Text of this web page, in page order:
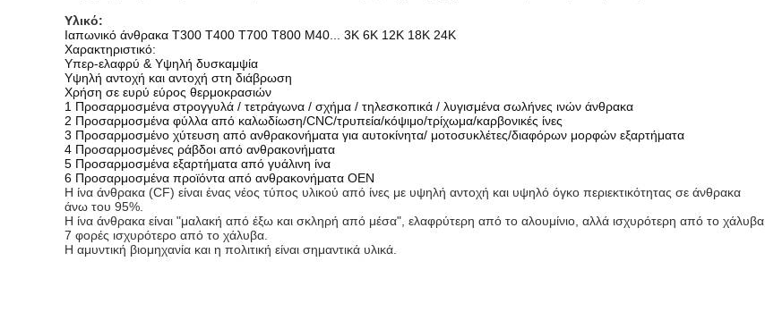
Υλικό:
Ιαπωνικό άνθρακα T300 T400 T700 T800 M40... 3K 6K 12K 18K 24K
Χαρακτηριστικό:
Υπερ-ελαφρύ & Υψηλή δυσκαμψία
Υψηλή αντοχή και αντοχή στη διάβρωση
Χρήση σε ευρύ εύρος θερμοκρασιών
1 Προσαρμοσμένα στρογγυλά / τετράγωνα / σχήμα / τηλεσκοπικά / λυγισμένα σωλήνες ινών άνθρακα
2 Προσαρμοσμένα φύλλα από καλωδίωση/CNC/τρυπεία/κόψιμο/τρίχωμα/καρβονικές ίνες
3 Προσαρμοσμένο χύτευση από ανθρακονήματα για αυτοκίνητα/ μοτοσυκλέτες/διαφόρων μορφών εξαρτήματα
4 Προσαρμοσμένες ράβδοι από ανθρακονήματα
5 Προσαρμοσμένα εξαρτήματα από γυάλινη ίνα
6 Προσαρμοσμένα προϊόντα από ανθρακονήματα OEN
Η ίνα άνθρακα (CF) είναι ένας νέος τύπος υλικού από ίνες με υψηλή αντοχή και υψηλό όγκο περιεκτικότητας σε άνθρακα
άνω του 95%.
Η ίνα άνθρακα είναι "μαλακή από έξω και σκληρή από μέσα", ελαφρύτερη από το αλουμίνιο, αλλά ισχυρότερη από το χάλυβα,
7 φορές ισχυρότερο από το χάλυβα.
Η αμυντική βιομηχανία και η πολιτική είναι σημαντικά υλικά.